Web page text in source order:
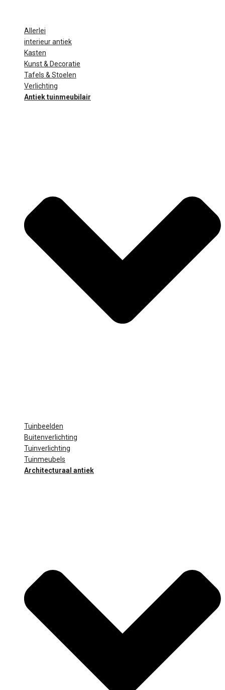
Allerlei
interieur antiek
Kasten
Kunst & Decoratie
Tafels & Stoelen
Verlichting
Antiek tuinmeubilair
Tuinbeelden
Buitenverlichting
Tuinverlichting
Tuinmeubels
Architecturaal antiek